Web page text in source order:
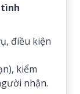
tình
điều kiện
kiểm
nhận.